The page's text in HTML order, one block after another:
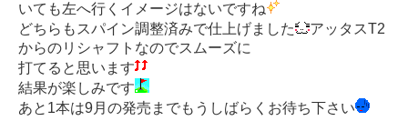
いても左へ行くイメージはないですね
どちらもスパイン調整済みで仕上げました
アッタスT2
からのリシャフトなのでスムーズに
打てると思います
結果が楽しみです
あと1本は9月の発売までもうしばらくお待ち下さい